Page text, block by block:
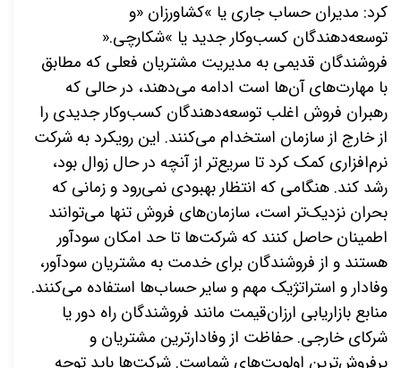
کرد: مدیران حساب جاری یا «کشاورزان »و
توسعه‌دهندگان کسب‌وکار جدید یا «شکارچی».
فروشندگان قدیمی به مدیریت مشتریان فعلی که مطابق
با مهارت‌های آن‌ها است ادامه می‌دهند، در حالی که
رهبران فروش اغلب توسعه‌دهندگان کسب‌وکار جدیدی را
از خارج از سازمان استخدام می‌کنند. این رویکرد به شرکت
نرمافزاری کمک کرد تا سریع‌تر از آنچه در حال زوال بود،
رشد کند. هنگامی که انتظار بهبودی نمی‌رود و زمانی که
بحران نزدیک‌تر است، سازمان‌های فروش تنها می‌توانند
اطمینان حاصل کنند که شرکت‌ها تا حد امکان سودآور
هستند و از فروشندگان برای خدمت به مشتریان سودآور،
وفادار و استراتژیک مهم و سایر حساب‌ها استفاده می‌کنند.
منابع بازاریابی ارزان‌قیمت مانند فروشندگان راه دور یا
شرکای خارجی.حفاظت از وفادارترین مشتریان و
پرفروشترین اولویتهای شماست. شرکت‌ها باید توجه